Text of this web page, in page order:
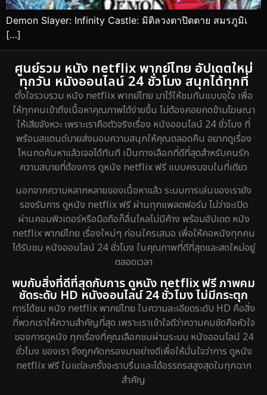
Demon Slayer: Infinity Castle: มิติลวงตาปิดตาย สมรภูมิเ
[…]
ศูนย์รวม หนัง netflix พากย์ไทย อัปเดตใหม่
ทุกวัน หนังออนไลน์ 24 ชั่วโมง สนุกได้ทุกที่
ตั้งใจรวบรวม หนัง netflix พากย์ไทย มาไว้ให้ชมกันแบบจุใจ เพื่อ
ให้ทุกคนเข้าถึงเนื้อหาคุณภาพได้ง่ายขึ้น ไม่ต้องคอยกดข้ามโฆษณา
ให้เสียจังหวะ เพราะเราคือตัวจริงเรื่อง หนังออนไลน์ 24 ชั่วโมง ที่
พร้อมสแตนด์บายส่งมอบความสนุกให้คุณตลอดคืน อยากดูเรื่อง
ไหนกดค้นหาแล้วเจอได้ทันที เป็นทางเลือกที่ดีที่สุดสำหรับคนรัก
ความสบายที่ต้องการ ดูหนัง netflix ฟรี แบบครบจบในที่เดียว
นอกจากความหลากหลายของเนื้อหาแล้ว ระบบการเล่นของเรายัง
รองรับการ ดูหนัง netflix ฟรี ผ่านทุกแพลตฟอร์ม ไม่ว่าจะเปิด
ผ่านคอมพิวเตอร์หรือมือถือก็ลื่นไหลไม่มีค้าง พร้อมอัปเดต หนัง
netflix พากย์ไทย เรื่องใหม่ๆ ก่อนใครเสมอ เพื่อให้คอหนังทุกคน
ได้รับชม หนังออนไลน์ 24 ชั่วโมง ในคุณภาพที่ดีที่สุดและสดใหม่อยู่
ตลอดเวลา
พบกับสิ่งที่ดีที่สุดกับการ ดูหนัง netflix ฟรี ภาพคม
ชัดระดับ HD หนังออนไลน์ 24 ชั่วโมง ไม่มีกระตุก
การได้ชม หนัง netflix พากย์ไทย ในความละเอียดระดับ HD คือสิ่ง
ที่พวกเราให้ความสำคัญที่สุด เพราะเราเข้าใจดีว่าความคมชัดคือหัวใจ
ของการดูหนัง ทุกเรื่องที่คุณเลือกชมผ่านระบบ หนังออนไลน์ 24
ชั่วโมง ของเรา จึงถูกคัดกรองมาอย่างดีเพื่อให้มั่นใจว่าการ ดูหนัง
netflix ฟรี ในแต่ละครั้งจะราบรื่นและได้อรรถรสสูงสุดในทุกฉาก
สำคัญ